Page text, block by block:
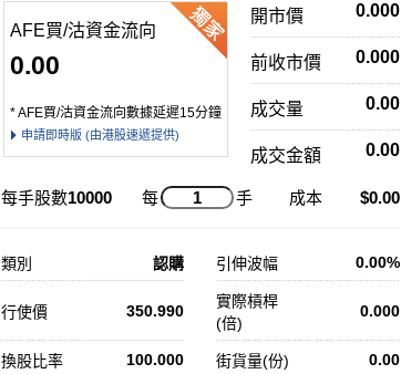
AFE買/沽資金流向
0.00
* AFE買/沽資金流向數據延遲15分鐘
申請即時版 (由港股速遞提供)
開市價 0.000
前收市價 0.000
成交量 0.00
成交金額 0.00
每手股數10000 每 手 成本 $0.00
類別 認購 引伸波幅 0.00%
行使價 350.990
實際槓桿
(倍)
0.000
換股比率 100.000 街貨量(份) 0.00